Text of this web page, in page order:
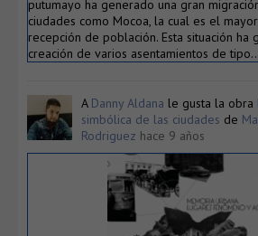
putumayo ha generado una gran
ciudades como Mocoa, la cual es el
recepción de población. Esta situación ha
creación de varios asentamientos de
A Danny Aldana le gusta la obra
simbólica de las ciudades de
Rodriguez hace 9 años